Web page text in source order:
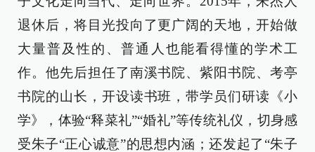
退休后，将目光投向了更广阔的天地，开始做
大量普及性的、普通人也能看得懂的学术工
作。他先后担任了南溪书院、紫阳书院、考亭
书院的山长，开设读书班，带学员们研读《小
学》，体验“释菜礼”“婚礼”等传统礼仪，切身感
受朱子“正心诚意”的思想内涵；还发起了“朱子